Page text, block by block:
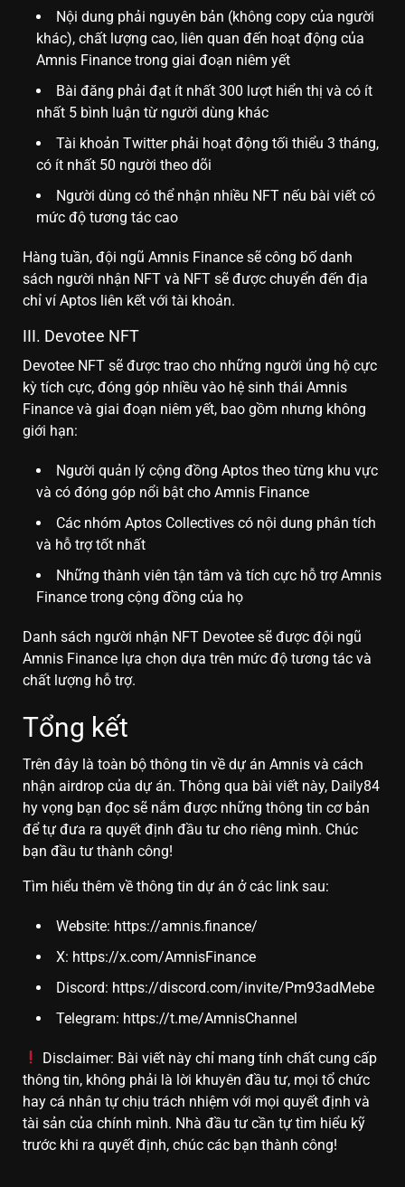
Nội dung phải nguyên bản (không copy của người
khác), chất lượng cao, liên quan đến hoạt động của
Amnis Finance trong giai đoạn niêm yết
Bài đăng phải đạt ít nhất 300 lượt hiển thị và có ít
nhất 5 bình luận từ người dùng khác
Tài khoản Twitter phải hoạt động tối thiểu 3 tháng,
có ít nhất 50 người theo dõi
Người dùng có thể nhận nhiều NFT nếu bài viết có
mức độ tương tác cao
Hàng tuần, đội ngũ Amnis Finance sẽ công bố danh
sách người nhận NFT và NFT sẽ được chuyển đến địa
chỉ ví Aptos liên kết với tài khoản.
III. Devotee NFT
Devotee NFT sẽ được trao cho những người ủng hộ cực
kỳ tích cực, đóng góp nhiều vào hệ sinh thái Amnis
Finance và giai đoạn niêm yết, bao gồm nhưng không
giới hạn:
Người quản lý cộng đồng Aptos theo từng khu vực
và có đóng góp nổi bật cho Amnis Finance
Các nhóm Aptos Collectives có nội dung phân tích
và hỗ trợ tốt nhất
Những thành viên tận tâm và tích cực hỗ trợ Amnis
Finance trong cộng đồng của họ
Danh sách người nhận NFT Devotee sẽ được đội ngũ
Amnis Finance lựa chọn dựa trên mức độ tương tác và
chất lượng hỗ trợ.
Tổng kết
Trên đây là toàn bộ thông tin về dự án Amnis và cách
nhận airdrop của dự án. Thông qua bài viết này, Daily84
hy vọng bạn đọc sẽ nắm được những thông tin cơ bản
để tự đưa ra quyết định đầu tư cho riêng mình. Chúc
bạn đầu tư thành công!
Tìm hiểu thêm về thông tin dự án ở các link sau:
Website: https://amnis.finance/
X: https://x.com/AmnisFinance
Discord: https://discord.com/invite/Pm93adMebe
Telegram: https://t.me/AmnisChannel
Disclaimer: Bài viết này chỉ mang tính chất cung cấp
thông tin, không phải là lời khuyên đầu tư, mọi tổ chức
hay cá nhân tự chịu trách nhiệm với mọi quyết định và
tài sản của chính mình. Nhà đầu tư cần tự tìm hiểu kỹ
trước khi ra quyết định, chúc các bạn thành công!